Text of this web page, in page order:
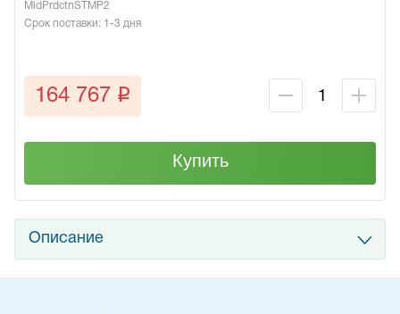
MldPrdctnSTMP2
Срок поставки: 1-3 дня
164 767 q
Купить
Описание